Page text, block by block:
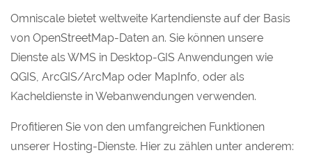
Omniscale bietet weltweite Kartendienste auf der Basis
von OpenStreetMap-Daten an. Sie können unsere
Dienste als WMS in Desktop-GIS Anwendungen wie
QGIS, ArcGIS/ArcMap oder MapInfo, oder als
Kacheldienste in Webanwendungen verwenden.
Profitieren Sie von den umfangreichen Funktionen
unserer Hosting-Dienste. Hier zu zählen unter anderem: